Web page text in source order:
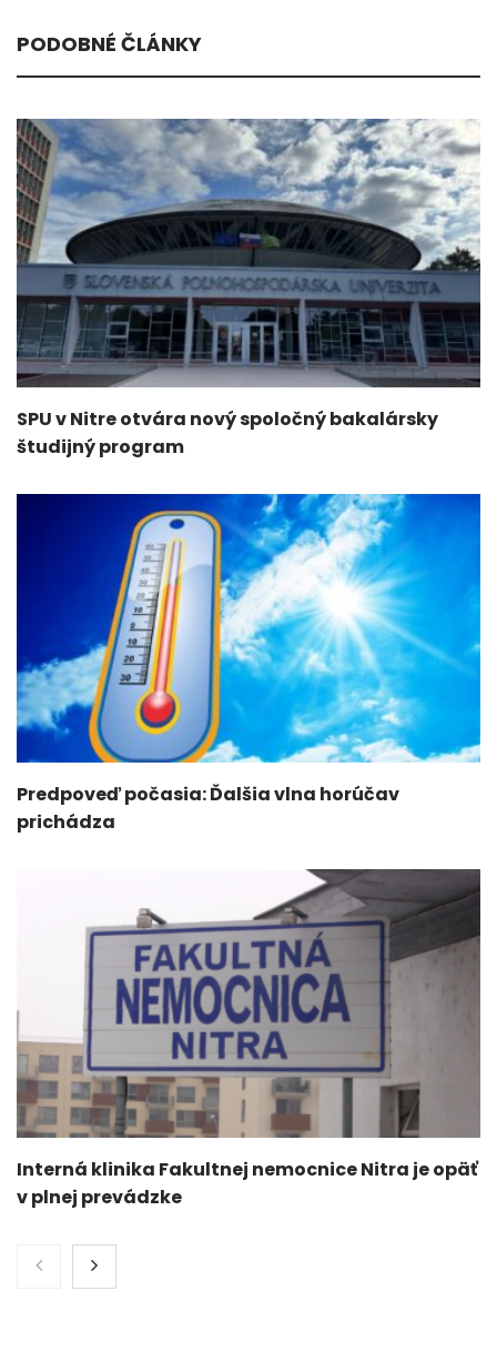
PODOBNÉ ČLÁNKY
SPU v Nitre otvára nový spoločný bakalársky
študijný program
Predpoveď počasia: Ďalšia vlna horúčav
prichádza
Interná klinika Fakultnej nemocnice Nitra je opäť
v plnej prevádzke